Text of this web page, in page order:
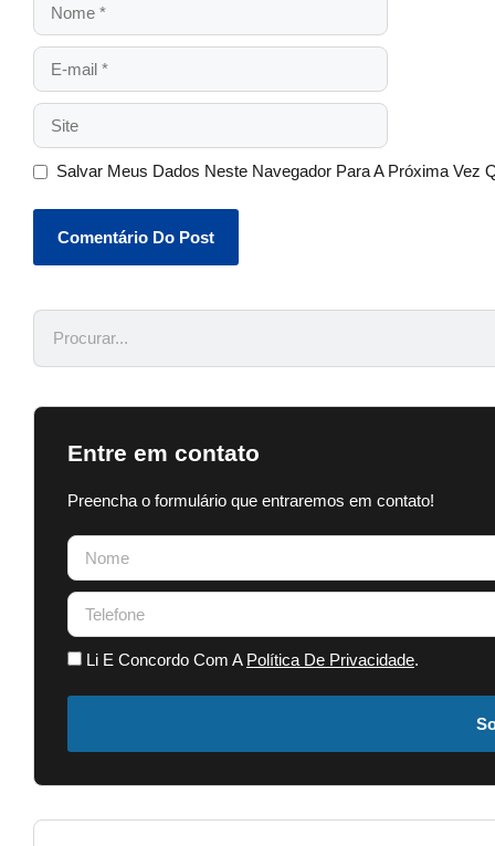
Salvar Meus Dados Neste Navegador Para A Próxima Vez
Entre em contato
Preencha o formulário que entraremos em contato!
Li E Concordo Com A Política De Privacidade.